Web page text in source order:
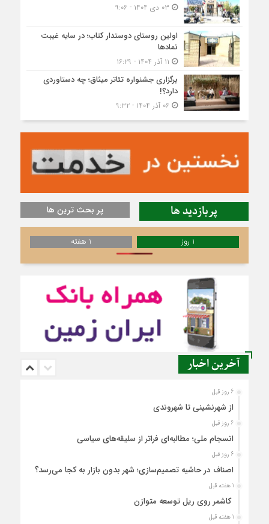
اولین روستای دوستدار کتاب؛ در سایه غیبت
نمادها
برگزاری جشنواره تئاتر میثاق؛ چه دستاوردی
دارد؟!
۰۶ آذر ۱۴۰۴ - ۹:۳۲
پربازدید ها پر بحث ترین ها
1 روز 1 هفته
آخرین اخبار
6 روز قبل
از شهرنشینی تا شهروندی
6 روز قبل
انسجام ملی؛ مطالبه‌ای فراتر از سلیقه‌های سیاسی
6 روز قبل
اصناف در حاشیه تصمیم‌سازی؛ شهر بدون بازار به کجا می‌رسد؟
1 هفته قبل
کاشمر روی ریل توسعه متوازن
1 هفته قبل